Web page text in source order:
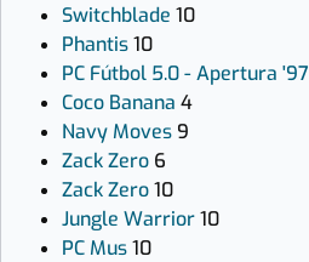
Switchblade 10
Phantis10
PC Fútbol 5.0 - Apertura '97
Coco Banana 4
Navy Moves 9
Zack Zero 6
Zack Zero10
Jungle Warrior10
PC Mus10